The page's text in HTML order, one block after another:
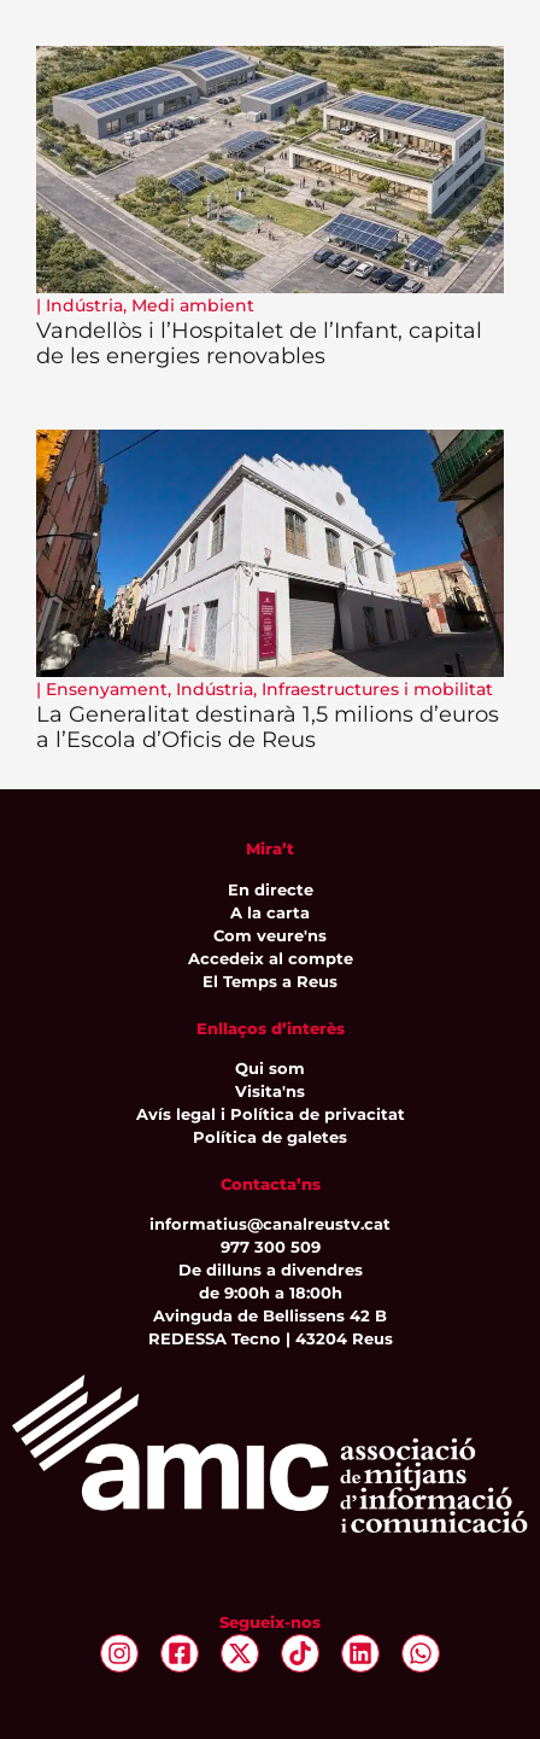
| Indústria, Medi ambient
Vandellòs i l’Hospitalet de l’Infant, capital
de les energies renovables
| Ensenyament, Indústria, Infraestructures i mobilitat
La Generalitat destinarà 1,5 milions d’euros
a l’Escola d’Oficis de Reus
Mira’t
En directe
A la carta
Com veure'ns
Accedeix al compte
El Temps a Reus
Enllaços d’interès
Qui som
Visita'ns
Avís legal i Política de privacitat
Política de galetes
Contacta’ns
informatius@canalreustv.cat
977 300 509
De dilluns a divendres
de 9:00h a 18:00h
Avinguda de Bellissens 42 B
REDESSA Tecno | 43204 Reus
Segueix-nos